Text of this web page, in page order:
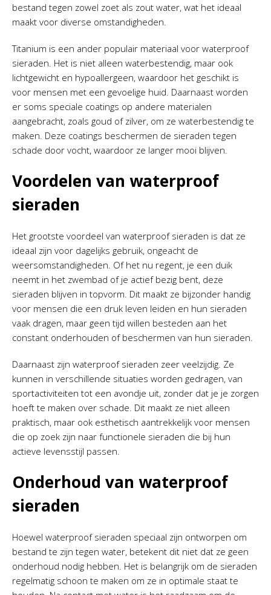
bestand tegen zowel zoet als zout water, wat het ideaal
maakt voor diverse omstandigheden.
Titanium is een ander populair materiaal voor waterproof
sieraden. Het is niet alleen waterbestendig, maar ook
lichtgewicht en hypoallergeen, waardoor het geschikt is
voor mensen met een gevoelige huid. Daarnaast worden
er soms speciale coatings op andere materialen
aangebracht, zoals goud of zilver, om ze waterbestendig te
maken. Deze coatings beschermen de sieraden tegen
schade door vocht, waardoor ze langer mooi blijven.
Voordelen van waterproof
sieraden
Het grootste voordeel van waterproof sieraden is dat ze
ideaal zijn voor dagelijks gebruik, ongeacht de
weersomstandigheden. Of het nu regent, je een duik
neemt in het zwembad of je actief bezig bent, deze
sieraden blijven in topvorm. Dit maakt ze bijzonder handig
voor mensen die een druk leven leiden en hun sieraden
vaak dragen, maar geen tijd willen besteden aan het
constant onderhouden of beschermen van hun sieraden.
Daarnaast zijn waterproof sieraden zeer veelzijdig. Ze
kunnen in verschillende situaties worden gedragen, van
sportactiviteiten tot een avondje uit, zonder dat je je zorgen
hoeft te maken over schade. Dit maakt ze niet alleen
praktisch, maar ook esthetisch aantrekkelijk voor mensen
die op zoek zijn naar functionele sieraden die bij hun
actieve levensstijl passen.
Onderhoud van waterproof
sieraden
Hoewel waterproof sieraden speciaal zijn ontworpen om
bestand te zijn tegen water, betekent dit niet dat ze geen
onderhoud nodig hebben. Het is belangrijk om de sieraden
regelmatig schoon te maken om ze in optimale staat te